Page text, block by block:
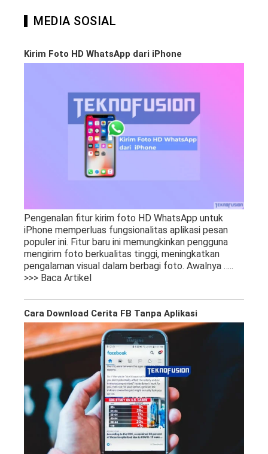
MEDIA SOSIAL
Kirim Foto HD WhatsApp dari iPhone
Pengenalan fitur kirim foto HD WhatsApp untuk
iPhone memperluas fungsionalitas aplikasi pesan
populer ini. Fitur baru ini memungkinkan pengguna
mengirim foto berkualitas tinggi, meningkatkan
pengalaman visual dalam berbagi foto. Awalnya …..
>>> Baca Artikel
Cara Download Cerita FB Tanpa Aplikasi